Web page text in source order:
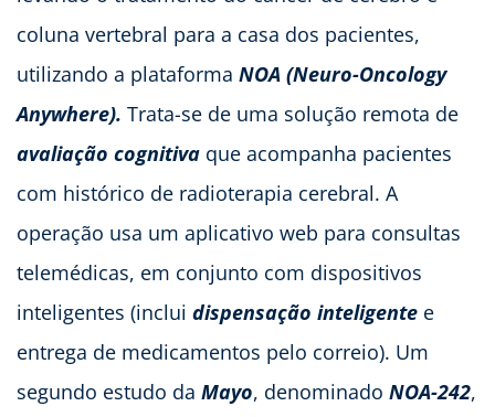
coluna vertebral para a casa dos pacientes,
utilizando a plataforma NOA (Neuro-Oncology
Anywhere). Trata-se de uma solução remota de
avaliação cognitiva que acompanha pacientes
com histórico de radioterapia cerebral. A
operação usa um aplicativo web para consultas
telemédicas, em conjunto com dispositivos
inteligentes (inclui dispensação inteligente e
entrega de medicamentos pelo correio). Um
segundo estudo da Mayo, denominado NOA-242,